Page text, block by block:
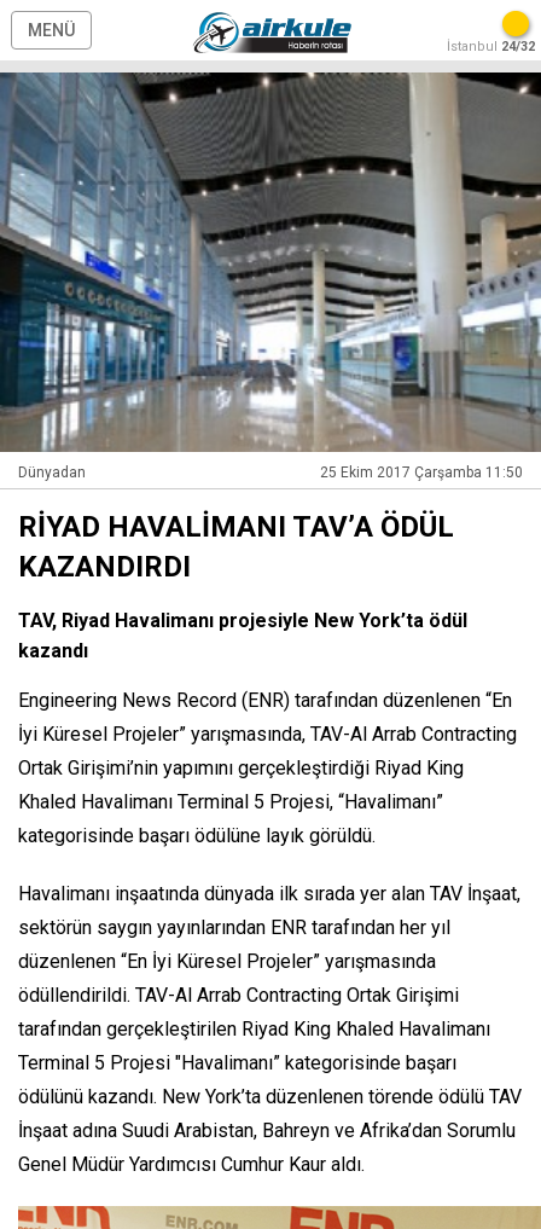
MENÜ
İstanbul 24/32
Dünyadan 25 Ekim 2017 Çarşamba 11:50
RİYAD HAVALİMANI TAV’A ÖDÜL
KAZANDIRDI
TAV, Riyad Havalimanı projesiyle New York’ta ödül
kazandı
Engineering News Record (ENR) tarafından düzenlenen “En
İyi Küresel Projeler” yarışmasında, TAV-Al Arrab Contracting
Ortak Girişimi’nin yapımını gerçekleştirdiği Riyad King
Khaled Havalimanı Terminal 5 Projesi, “Havalimanı”
kategorisinde başarı ödülüne layık görüldü.
Havalimanı inşaatında dünyada ilk sırada yer alan TAV İnşaat,
sektörün saygın yayınlarından ENR tarafından her yıl
düzenlenen “En İyi Küresel Projeler” yarışmasında
ödüllendirildi. TAV-Al Arrab Contracting Ortak Girişimi
tarafından gerçekleştirilen Riyad King Khaled Havalimanı
Terminal 5 Projesi "Havalimanı” kategorisinde başarı
ödülünü kazandı. New York’ta düzenlenen törende ödülü TAV
İnşaat adına Suudi Arabistan, Bahreyn ve Afrika’dan Sorumlu
Genel Müdür Yardımcısı Cumhur Kaur aldı.